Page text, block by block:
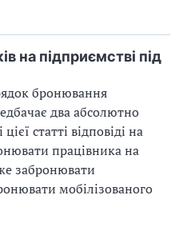
на підприємстві під
бронювання
два абсолютно
статті відповіді на
працівника на
забронювати
мобілізованого